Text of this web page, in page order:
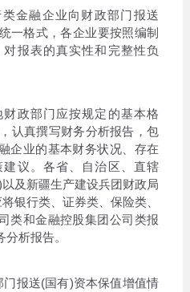
融企业向财政部门报送
一格式，各企业要按照编制
报表的真实性和完整性负
政部门应按规定的基本格
认真撰写财务分析报告，包
企业的基本财务状况、存在
议。各省、自治区、直辖
及新疆生产建设兵团财政局
银行类、证券类、保险类、
类和金融控股集团公司类报
析报告。
报送(国有)资本保值增值情